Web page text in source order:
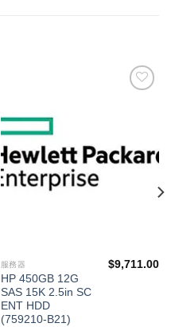
服務器
HP 450GB 12G
SAS 15K 2.5in SC
ENT HDD
(759210-B21)
$9,711.00